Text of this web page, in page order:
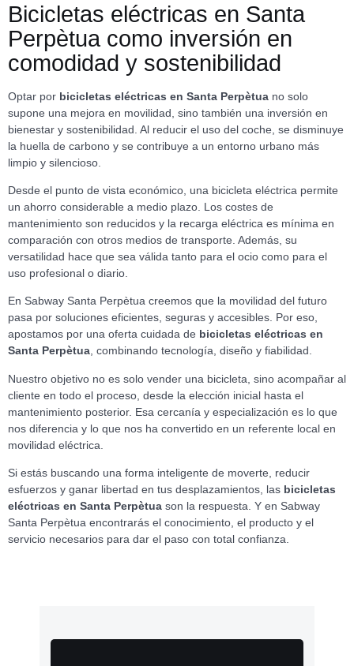
Bicicletas eléctricas en Santa
Perpètua como inversión en
comodidad y sostenibilidad
Optar por bicicletas eléctricas en Santa Perpètua no solo
supone una mejora en movilidad, sino también una inversión en
bienestar y sostenibilidad. Al reducir el uso del coche, se disminuye
la huella de carbono y se contribuye a un entorno urbano más
limpio y silencioso.
Desde el punto de vista económico, una bicicleta eléctrica permite
un ahorro considerable a medio plazo. Los costes de
mantenimiento son reducidos y la recarga eléctrica es mínima en
comparación con otros medios de transporte. Además, su
versatilidad hace que sea válida tanto para el ocio como para el
uso profesional o diario.
En Sabway Santa Perpètua creemos que la movilidad del futuro
pasa por soluciones eficientes, seguras y accesibles. Por eso,
apostamos por una oferta cuidada de bicicletas eléctricas en
Santa Perpètua, combinando tecnología, diseño y fiabilidad.
Nuestro objetivo no es solo vender una bicicleta, sino acompañar al
cliente en todo el proceso, desde la elección inicial hasta el
mantenimiento posterior. Esa cercanía y especialización es lo que
nos diferencia y lo que nos ha convertido en un referente local en
movilidad eléctrica.
Si estás buscando una forma inteligente de moverte, reducir
esfuerzos y ganar libertad en tus desplazamientos, las bicicletas
eléctricas en Santa Perpètua son la respuesta. Y en Sabway
Santa Perpètua encontrarás el conocimiento, el producto y el
servicio necesarios para dar el paso con total confianza.